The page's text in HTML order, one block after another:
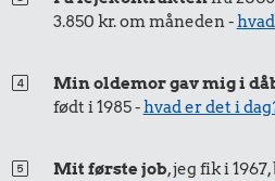
3.850 kr. om måneden -
Min oldemor gav mig i
født i 1985 -hvad er det i
Mit første job, jeg fik i